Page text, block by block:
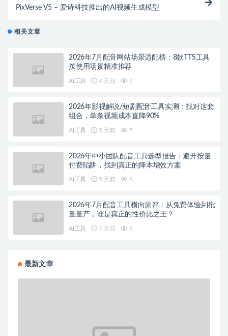
PixVerse V5 – 爱诗科技推出的AI视频生成模型
相关文章
2026年7月配音网站场景适配榜：8款TTS工具
按使用场景精准推荐
AI工具 4 天前 5
2026年影视解说/短剧配音工具实测：找对这套
组合，单条视频成本直降90%
AI工具 5 天前 5
2026年中小团队配音工具选型报告：避开按量
付费陷阱，找到真正的降本增效方案
AI工具 5 天前 6
2026年7月配音工具横向测评：从免费体验到批
量量产，谁是真正的性价比之王？
AI工具 7 天前 9
最新文章